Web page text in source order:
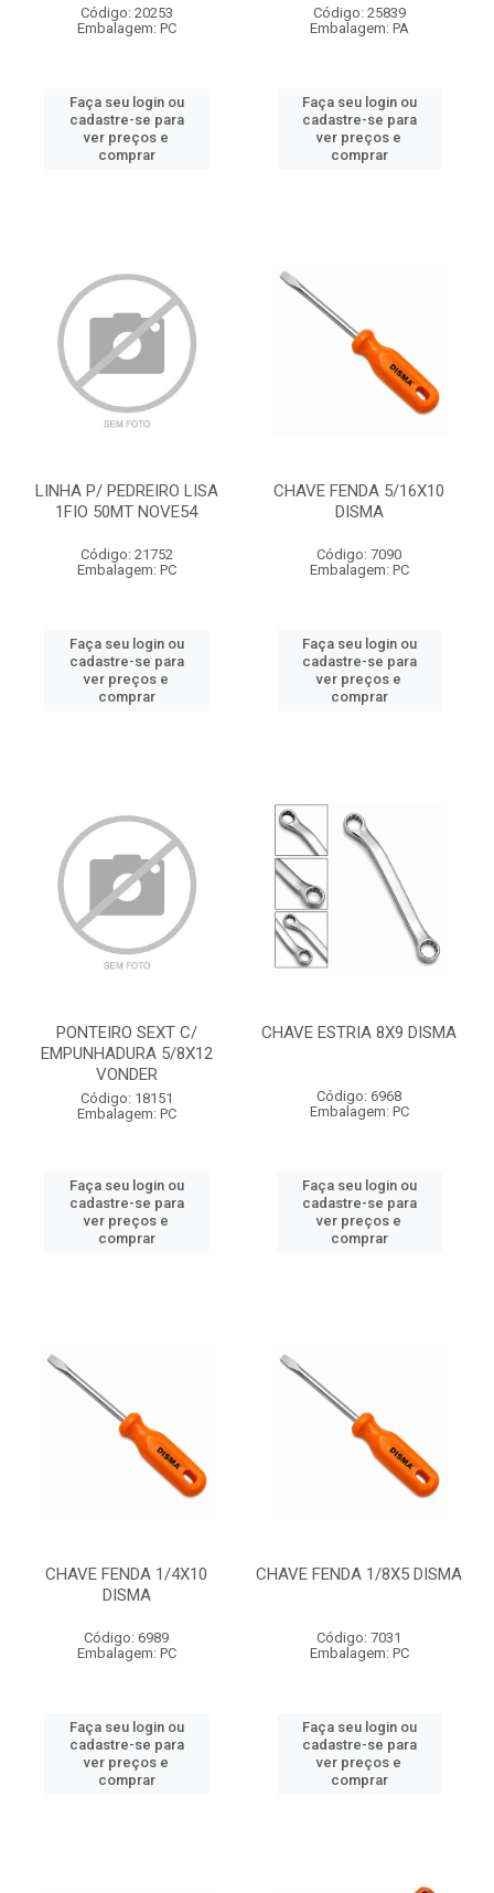
Código: 20253
Embalagem: PC
Faça seu login ou
cadastre-se para
ver preços e
comprar
Código: 25839
Embalagem: PA
Faça seu login ou
cadastre-se para
ver preços e
comprar
LINHA P/ PEDREIRO LISA
1FIO 50MT NOVE54
Código: 21752
Embalagem: PC
Faça seu login ou
cadastre-se para
ver preços e
comprar
CHAVE FENDA 5/16X10
DISMA
Código: 7090
Embalagem: PC
Faça seu login ou
cadastre-se para
ver preços e
comprar
PONTEIRO SEXT C/
EMPUNHADURA 5/8X12
VONDER
Código: 18151
Embalagem: PC
Faça seu login ou
cadastre-se para
ver preços e
comprar
CHAVE ESTRIA 8X9 DISMA
Código: 6968
Embalagem: PC
Faça seu login ou
cadastre-se para
ver preços e
comprar
CHAVE FENDA 1/4X10
DISMA
Código: 6989
Embalagem: PC
Faça seu login ou
cadastre-se para
ver preços e
comprar
CHAVE FENDA 1/8X5 DISMA
Código: 7031
Embalagem: PC
Faça seu login ou
cadastre-se para
ver preços e
comprar